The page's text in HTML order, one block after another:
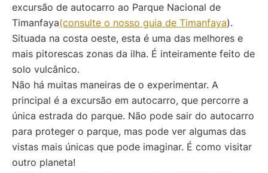
excursão de autocarro ao Parque Nacional de
Timanfaya(consulte o nosso guia de Timanfaya).
Situada na costa oeste, esta é uma das melhores e
mais pitorescas zonas da ilha. É inteiramente feito de
solo vulcânico.
Não há muitas maneiras de o experimentar. A
principal é a excursão em autocarro, que percorre a
única estrada do parque. Não pode sair do autocarro
para proteger o parque, mas pode ver algumas das
vistas mais únicas que pode imaginar. É como visitar
outro planeta!